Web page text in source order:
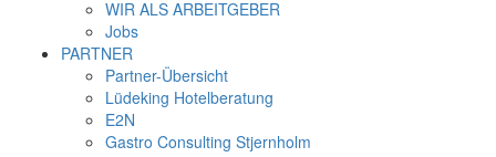
WIR ALS ARBEITGEBER
Jobs
PARTNER
Partner-Übersicht
Lüdeking Hotelberatung
E2N
Gastro Consulting Stjernholm